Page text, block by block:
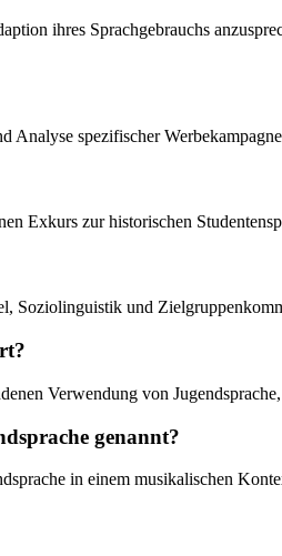
ihres Sprachgebrauchs
spezifischer
Exkurs zur historischen
Soziolinguistik und
Verwendung von
genannt?
in einem musikalischen